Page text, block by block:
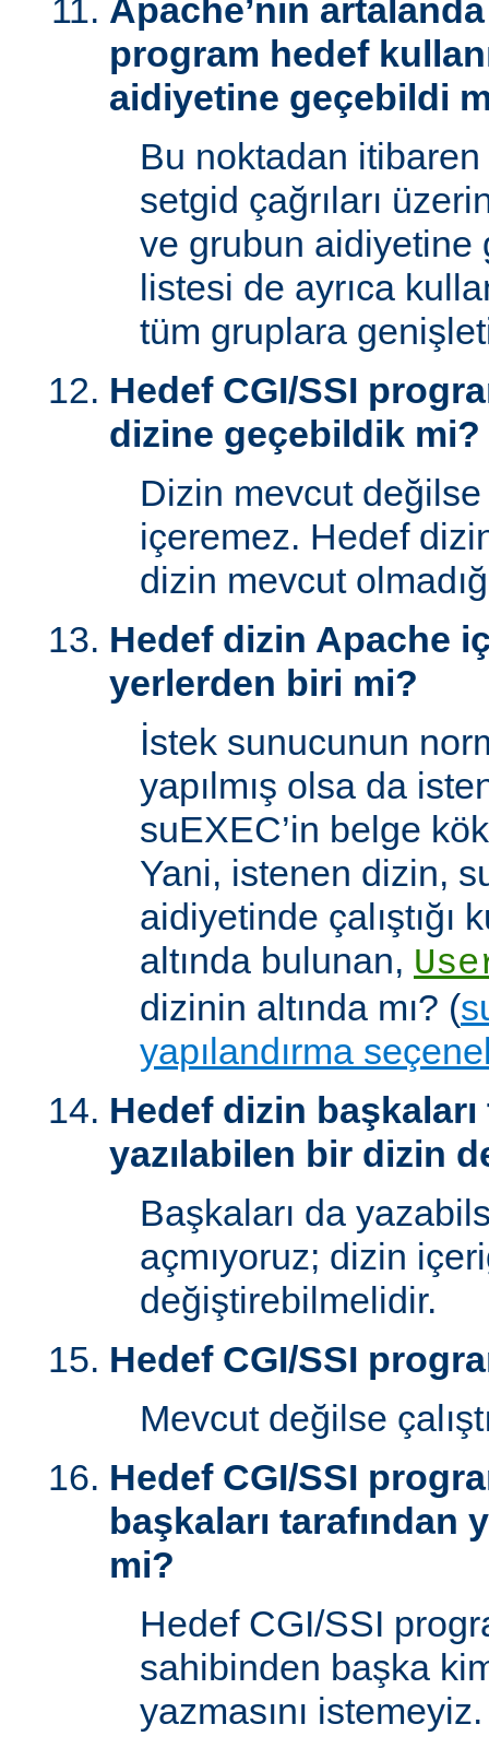
Apache’nin artalanda
program hedef
aidiyetine geçebildi
Bu noktadan
setgid çağrıları
ve grubun aidiyetine
listesi de ayrıca
tüm gruplara
Hedef CGI/SSI
dizine geçebildik mi?
Dizin mevcut değilse
içeremez. Hedef
dizin mevcut
Hedef dizin Apache
yerlerden biri mi?
İstek sunucunun
yapılmış olsa da
suEXEC’in belge
Yani, istenen dizin,
aidiyetinde çalıştığı
altında bulunan,
dizinin altında mı? (
yapılandırma
Hedef dizin başkaları
yazılabilen bir dizin
Başkaları da
açmıyoruz; dizin
değiştirebilmelidir.
Hedef CGI/SSI
Mevcut değilse
Hedef CGI/SSI
başkaları tarafından
mi?
Hedef CGI/SSI
sahibinden başka
yazmasını istemeyiz.